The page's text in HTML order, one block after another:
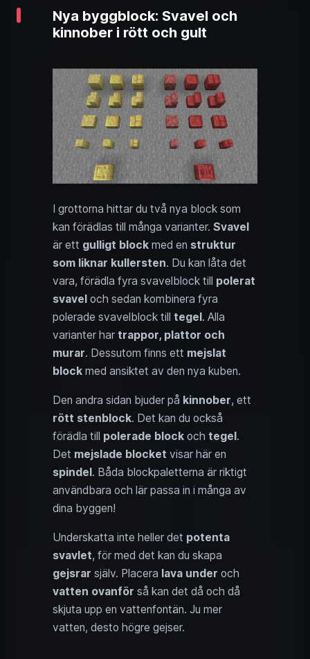
Nya byggblock: Svavel och
kinnober i rött och gult
I grottorna hittar du två nya block som
kan förädlas till många varianter. Svavel
är ett gulligt block med en struktur
som liknar kullersten. Du kan låta det
vara, förädla fyra svavelblock till polerat
svavel och sedan kombinera fyra
polerade svavelblock till tegel . Alla
varianter har trappor, plattor och
murar. Dessutom finns ett mejslat
block med ansiktet av den nya kuben.
Den andra sidan bjuder på kinnober, ett
rött stenblock. Det kan du också
förädla till polerade block och tegel .
Det mejslade blocket visar här en
spindel . Båda blockpaletterna är riktigt
användbara och lär passa in i många av
dina byggen!
Underskatta inte heller det potenta
svavlet, för med det kan du skapa
gejsrar själv. Placera lava under och
vatten ovanför så kan det då och då
skjuta upp en vattenfontän. Ju mer
vatten, desto högre gejser.